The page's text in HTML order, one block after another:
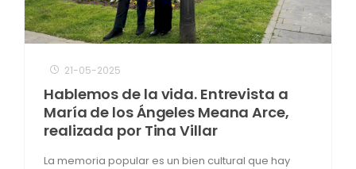
21-05-2025
Hablemos de la vida. Entrevista a
María de los Ángeles Meana Arce,
realizada por Tina Villar
La memoria popular es un bien cultural que hay